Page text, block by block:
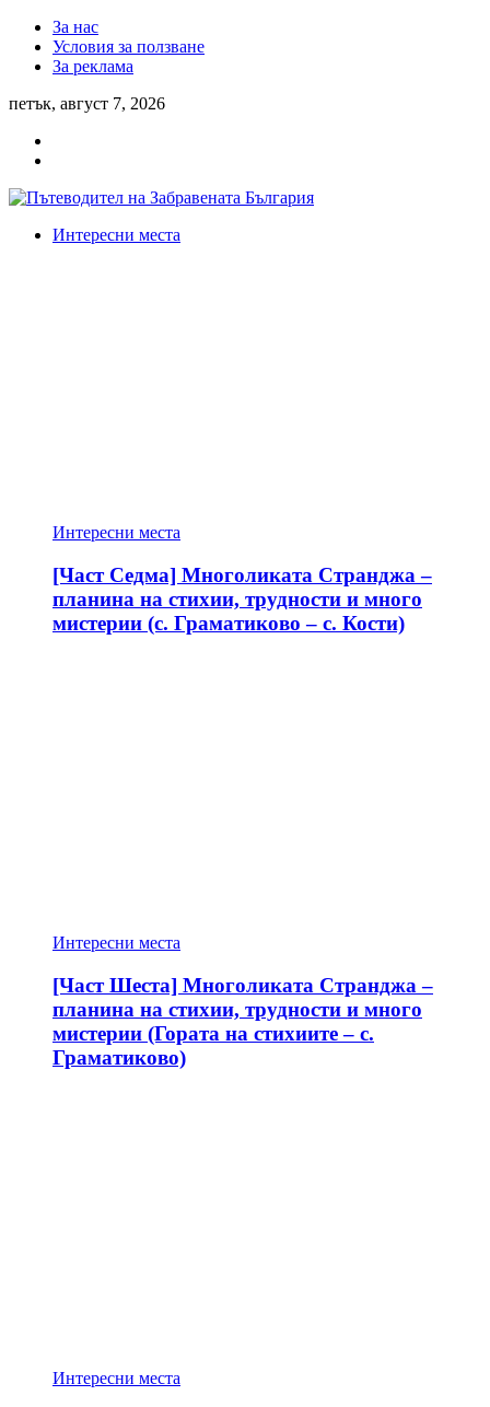
За нас
Условия за ползване
За реклама
петък, август 7, 2026
Интересни места
Интересни места
[Част Седма] Многоликата Странджа –
планина на стихии, трудности и много
мистерии (с. Граматиково – с. Кости)
Интересни места
[Част Шеста] Многоликата Странджа –
планина на стихии, трудности и много
мистерии (Гората на стихиите – с.
Граматиково)
Интересни места